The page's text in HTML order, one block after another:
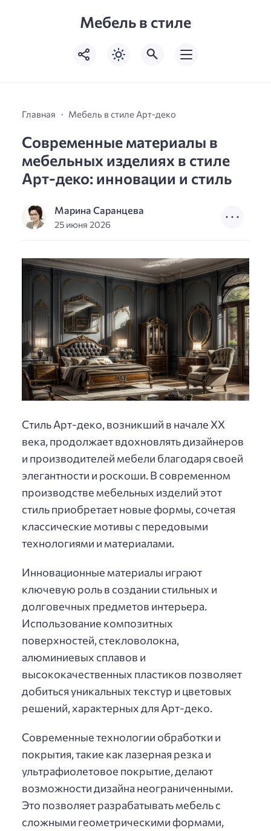
Мебель в стиле
Главная Мебель в стиле Арт-деко
Современные материалы в
мебельных изделиях в стиле
Арт-деко: инновации и стиль
Марина Саранцева
25 июня 2026
Стиль Арт-деко, возникший в начале XX
века, продолжает вдохновлять дизайнеров
и производителей мебели благодаря своей
элегантности и роскоши. В современном
производстве мебельных изделий этот
стиль приобретает новые формы, сочетая
классические мотивы с передовыми
технологиями и материалами.
Инновационные материалы играют
ключевую роль в создании стильных и
долговечных предметов интерьера.
Использование композитных
поверхностей, стекловолокна,
алюминиевых сплавов и
высококачественных пластиков позволяет
добиться уникальных текстур и цветовых
решений, характерных для Арт-деко.
Современные технологии обработки и
покрытия, такие как лазерная резка и
ультрафиолетовое покрытие, делают
возможности дизайна неограниченными.
Это позволяет разрабатывать мебель с
сложными геометрическими формами,